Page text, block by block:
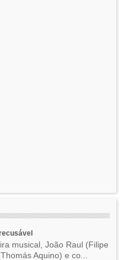
musical, João Raul (Filipe
Aquino) e co...